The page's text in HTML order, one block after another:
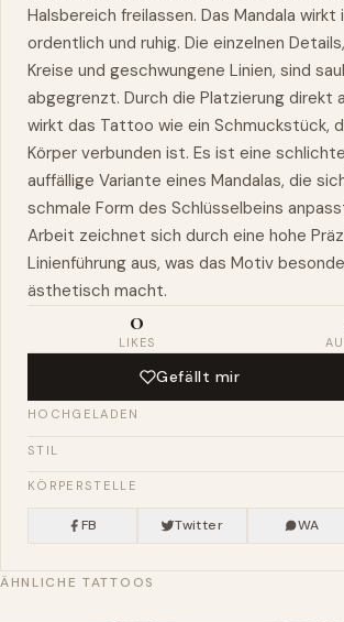
Halsbereich freilassen. Das Mandala
ordentlich und ruhig. Die einzelnen Details,
Kreise und geschwungene Linien, sind
abgegrenzt. Durch die Platzierung direkt
wirkt das Tattoo wie ein Schmuckstück,
Körper verbunden ist. Es ist eine
auffällige Variante eines Mandalas, die
schmale Form des Schlüsselbeins
Arbeit zeichnet sich durch eine hohe
Linienführung aus, was das Motiv
ästhetisch macht.
0
LIKES
Gefällt mir
HOCHGELADEN
STIL
KÖRPERSTELLE
FB Twitter WA
ÄHNLICHE TATTOOS